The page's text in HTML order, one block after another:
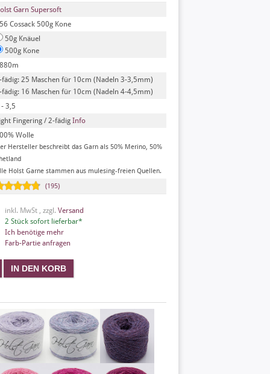
Garn Supersoft
Cossack 500g Kone
50g Knäuel
500g Kone
fädig: 25 Maschen für 10cm (Nadeln 3-3,5mm)
fädig: 16 Maschen für 10cm (Nadeln 4-4,5mm)
3,5
Fingering / 2-fädig Info
Wolle
Hersteller beschreibt das Garn als 50% Merino, 50%
Holst Garne stammen aus mulesing-freien Quellen.
(195)
inkl. MwSt , zzgl. Versand
2 Stück sofort lieferbar*
Ich benötige mehr
Farb-Partie anfragen
X